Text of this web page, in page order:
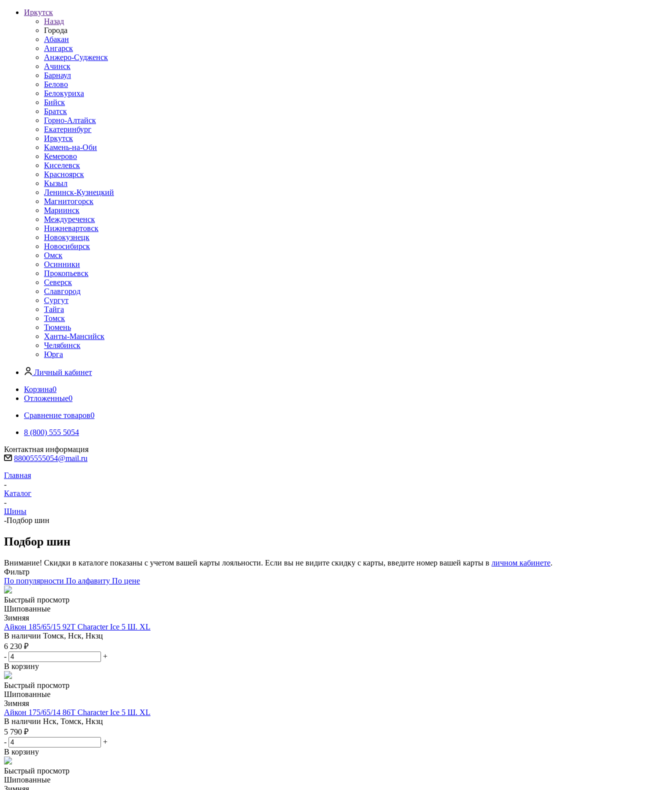
Иркутск
Назад
Города
Абакан
Ангарск
Анжеро-Судженск
Ачинск
Барнаул
Белово
Белокуриха
Бийск
Братск
Горно-Алтайск
Екатеринбург
Иркутск
Камень-на-Оби
Кемерово
Киселевск
Красноярск
Кызыл
Ленинск-Кузнецкий
Магнитогорск
Мариинск
Междуреченск
Нижневартовск
Новокузнецк
Новосибирск
Омск
Осинники
Прокопьевск
Северск
Славгород
Сургут
Тайга
Томск
Тюмень
Ханты-Мансийск
Челябинск
Юрга
Личный кабинет
Корзина0
Отложенные0
Сравнение товаров0
8 (800) 555 5054
Контактная информация
88005555054@mail.ru
Главная
-
Каталог
-
Шины
-Подбор шин
Подбор шин
Внимание! Скидки в каталоге показаны с учетом вашей карты лояльности. Если вы не видите скидку с карты, введите номер вашей карты в личном кабинете.
Фильтр
По популярности По алфавиту По цене
Быстрый просмотр
Шипованные
Зимняя
Айкон 185/65/15 92T Character Ice 5 Ш. XL
В наличии Томск, Нск, Нкзц
6 230 ₽
-
+
В корзину
Быстрый просмотр
Шипованные
Зимняя
Айкон 175/65/14 86T Character Ice 5 Ш. XL
В наличии Нск, Томск, Нкзц
5 790 ₽
-
+
В корзину
Быстрый просмотр
Шипованные